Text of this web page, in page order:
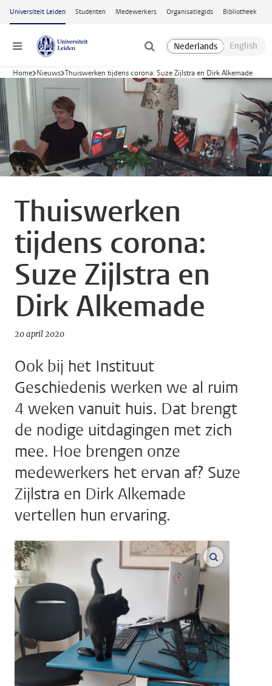
Ga naar hoofdinhoud
Universiteit Leiden Studenten Medewerkers Organisatiegids Bibliotheek
Menu
Home Nieuws Thuiswerken tijdens corona: Suze Zijlstra en Dirk Alkemade
Thuiswerken
tijdens corona:
Suze Zijlstra en
Dirk Alkemade
20 april 2020
Ook bij het Instituut
Geschiedenis werken we al ruim
4 weken vanuit huis. Dat brengt
de nodige uitdagingen met zich
mee. Hoe brengen onze
medewerkers het ervan af? Suze
Zijlstra en Dirk Alkemade
vertellen hun ervaring.
vergroot